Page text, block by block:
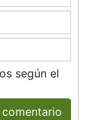
según el
comentario